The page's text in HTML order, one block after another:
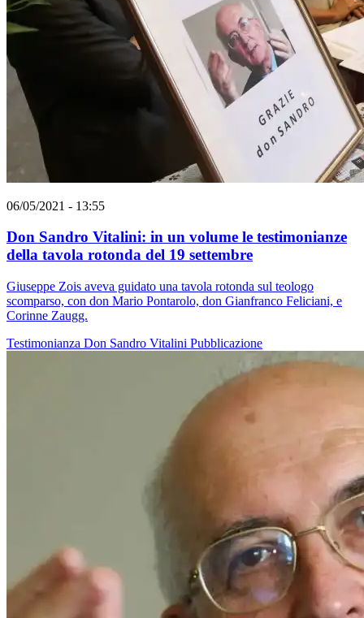
06/05/2021 - 13:55
Don Sandro Vitalini: in un volume le testimonianze
della tavola rotonda del 19 settembre
Giuseppe Zois aveva guidato una tavola rotonda sul teologo
scomparso, con don Mario Pontarolo, don Gianfranco Feliciani, e
Corinne Zaugg.
Testimonianza Don Sandro Vitalini Pubblicazione